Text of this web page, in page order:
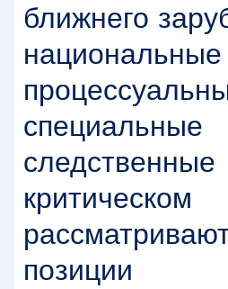
ближнего
позиции